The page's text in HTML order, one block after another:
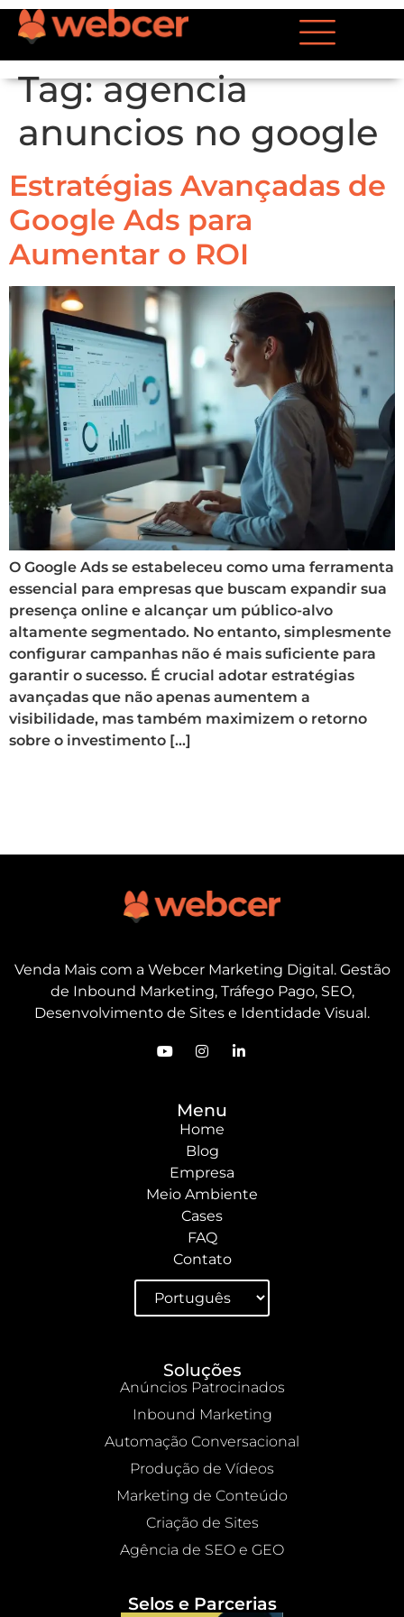
Tag:agencia
anuncios no google
Estratégias Avançadas de
Google Ads para
Aumentar o ROI
O Google Ads se estabeleceu como uma ferramenta
essencial para empresas que buscam expandir sua
presença online e alcançar um público-alvo
altamente segmentado. No entanto, simplesmente
configurar campanhas não é mais suficiente para
garantir o sucesso. É crucial adotar estratégias
avançadas que não apenas aumentem a
visibilidade, mas também maximizem o retorno
sobre o investimento […]
Venda Mais com a Webcer Marketing Digital. Gestão
de Inbound Marketing, Tráfego Pago, SEO,
Desenvolvimento de Sites e Identidade Visual.
Menu
Home
Blog
Empresa
Meio Ambiente
Cases
FAQ
Contato
Soluções
Anúncios Patrocinados
Inbound Marketing
Automação Conversacional
Produção de Vídeos
Marketing de Conteúdo
Criação de Sites
Agência de SEO e GEO
Selos e Parcerias